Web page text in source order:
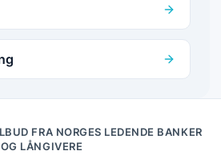
FRA NORGES LEDENDE BANKER
OG LÅNGIVERE